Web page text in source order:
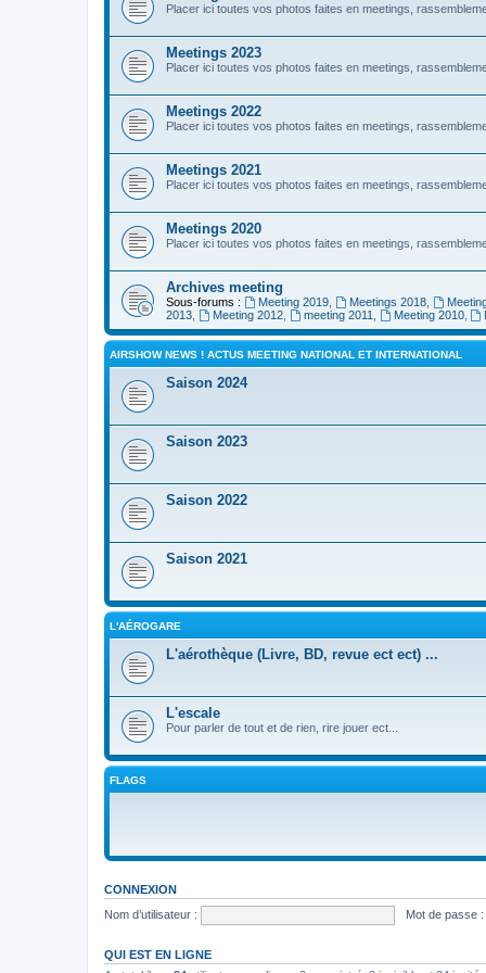
Placer ici toutes vos photos faites en meetings,
Meetings 2023
Placer ici toutes vos photos faites en meetings,
Meetings 2022
Placer ici toutes vos photos faites en meetings,
Meetings 2021
Placer ici toutes vos photos faites en meetings,
Meetings 2020
Placer ici toutes vos photos faites en meetings,
Archives meeting
Sous-forums : Meeting 2019, Meetings 2018,
2013
Meeting 2012, meeting 2011 Meeting 2010,
AIRSHOW NEWS ! ACTUS MEETING NATIONAL ET INTERNATIONAL
Saison 2024
Saison 2023
Saison 2022
Saison 2021
L'AÉROGARE
L'aérothèque (Livre, BD, revue ect ect) ...
L'escale
Pour parler de tout et de rien, rire jouer ect...
FLAGS
CONNEXION
Nom d’utilisateur :
Mot de passe :
QUI EST EN LIGNE